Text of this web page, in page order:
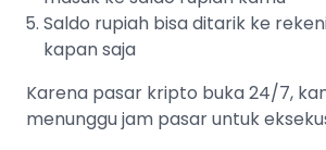
Saldo rupiah bisa ditarik ke
kapan saja
Karena pasar kripto buka 24/7,
menunggu jam pasar untuk